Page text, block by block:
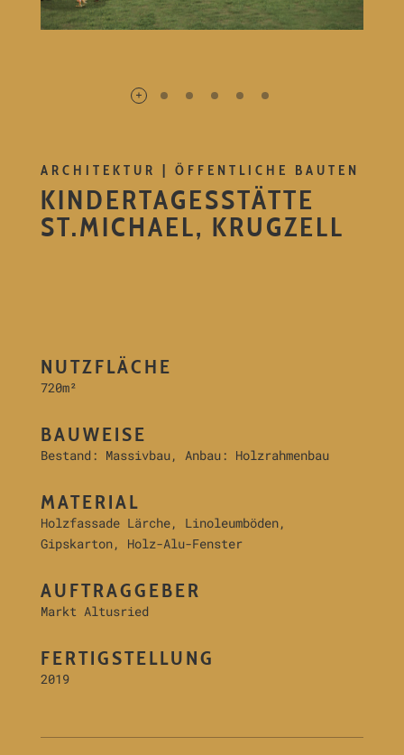
ARCHITEKTUR | ÖFFENTLICHE BAUTEN
KINDERTAGESSTÄTTE
ST.MICHAEL, KRUGZELL
NUTZFLÄCHE
720m²
BAUWEISE
Bestand: Massivbau, Anbau: Holzrahmenbau
MATERIAL
Holzfassade Lärche, Linoleumböden,
Gipskarton, Holz-Alu-Fenster
AUFTRAGGEBER
Markt Altusried
FERTIGSTELLUNG
2019